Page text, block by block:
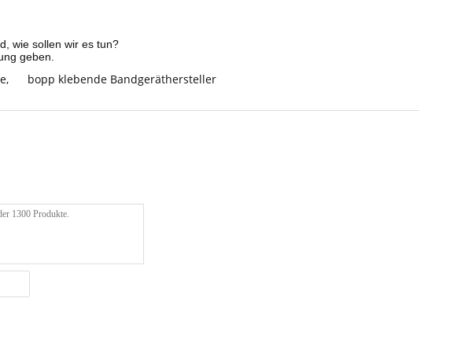
wie sollen wir es tun?
geben.
, bopp klebende Bandgeräthersteller